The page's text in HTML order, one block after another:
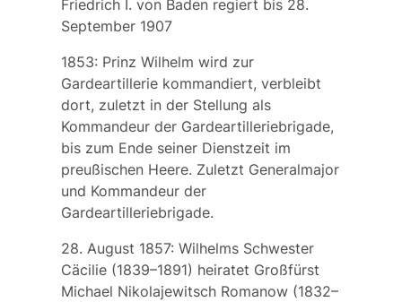
Friedrich I. von Baden regiert bis 28.
September 1907
1853: Prinz Wilhelm wird zur
Gardeartillerie kommandiert, verbleibt
dort, zuletzt in der Stellung als
Kommandeur der Gardeartilleriebrigade,
bis zum Ende seiner Dienstzeit im
preußischen Heere. Zuletzt Generalmajor
und Kommandeur der
Gardeartilleriebrigade.
28. August 1857: Wilhelms Schwester
Cäcilie(1839–1891) heiratet Großfürst
Michael Nikolajewitsch Romanow (1832–